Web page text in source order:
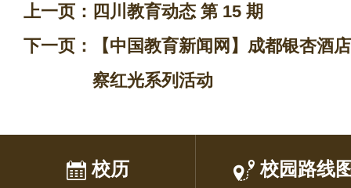
上一页： 四川教育动态 第 15 期
下一页：
【中国教育新闻网】成都银杏酒
察红光系列活动
校历 校园路线